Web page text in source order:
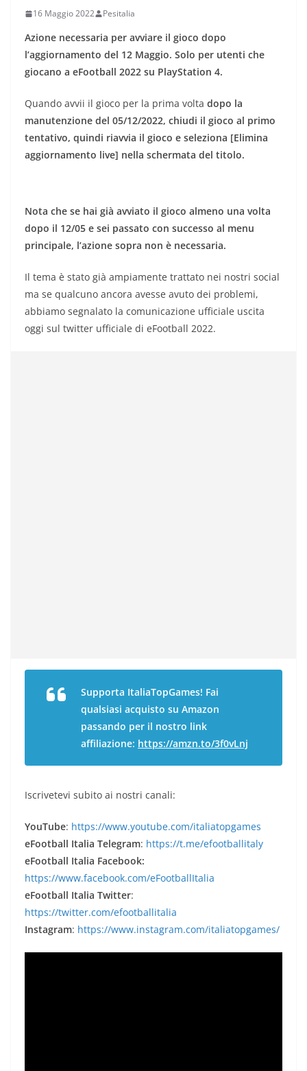
16 Maggio 2022 Pesitalia
Azione necessaria per avviare il gioco dopo
l’aggiornamento del 12 Maggio. Solo per utenti che
giocano a eFootball 2022 su PlayStation 4.
Quando avvii il gioco per la prima volta dopo la
manutenzione del 05/12/2022, chiudi il gioco al primo
tentativo, quindi riavvia il gioco e seleziona [Elimina
aggiornamento live] nella schermata del titolo.
Nota che se hai già avviato il gioco almeno una volta
dopo il 12/05 e sei passato con successo al menu
principale, l’azione sopra non è necessaria.
Il tema è stato già ampiamente trattato nei nostri social
ma se qualcuno ancora avesse avuto dei problemi,
abbiamo segnalato la comunicazione ufficiale uscita
oggi sul twitter ufficiale di eFootball 2022.
Supporta ItaliaTopGames! Fai
qualsiasi acquisto su Amazon
passando per il nostro link
affiliazione: https://amzn.to/3f0vLnj
Iscrivetevi subito ai nostri canali:
YouTube: https://www.youtube.com/italiatopgames
eFootball Italia Telegram: https://t.me/efootballitaly
eFootball Italia Facebook:
https://www.facebook.com/eFootballItalia
eFootball Italia Twitter:
https://twitter.com/efootballitalia
Instagram: https://www.instagram.com/italiatopgames/